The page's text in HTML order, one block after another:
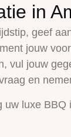
in
geef
jouw
vul jouw
en
uw luxe BBQ